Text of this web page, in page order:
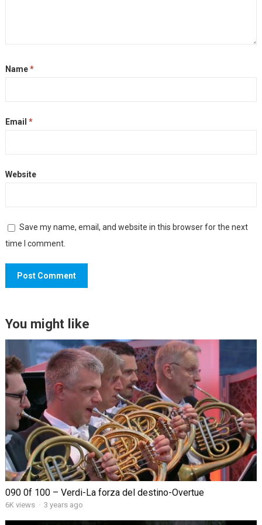
Name*
Email *
Website
Save my name, email, and website in this browser for the next
time I comment.
You might like
090 0f 100 – Verdi-La forza del destino-Overtue
6K views · 3 years ago